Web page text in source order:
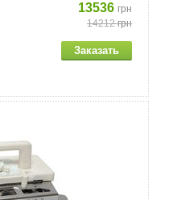
13536 грн
14212грн